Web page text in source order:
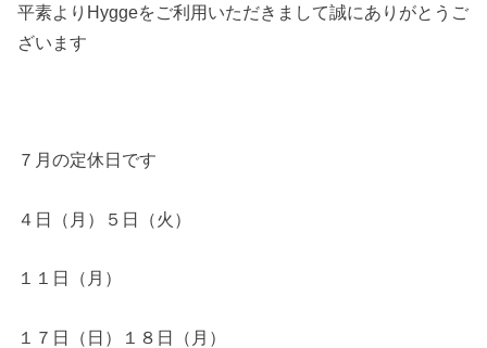
平素よりHyggeをご利用いただきまして誠にありがとうご
ざいます
７月の定休日です
４日（月）５日（火）
１１日（月）
１７日（日）１８日（月）